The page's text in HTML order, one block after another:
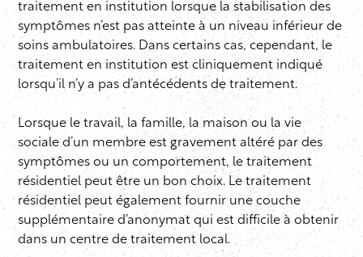
traitement en institution lorsque la stabilisation des
symptômes n’est pas atteinte à un niveau inférieur de
soins ambulatoires. Dans certains cas, cependant, le
traitement en institution est cliniquement indiqué
lorsqu’il n’y a pas d’antécédents de traitement.
Lorsque le travail, la famille, la maison ou la vie
sociale d’un membre est gravement altéré par des
symptômes ou un comportement, le traitement
résidentiel peut être un bon choix. Le traitement
résidentiel peut également fournir une couche
supplémentaire d’anonymat qui est difficile à obtenir
dans un centre de traitement local.